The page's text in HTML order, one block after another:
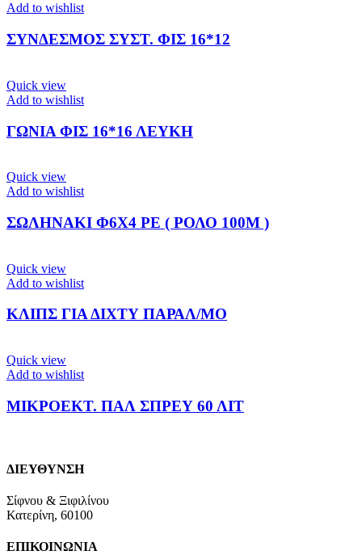
Add to wishlist
ΣΥΝΔΕΣΜΟΣ ΣΥΣΤ. ΦΙΣ 16*12
Quick view
Add to wishlist
ΓΩΝΙΑ ΦΙΣ 16*16 ΛΕΥΚΗ
Quick view
Add to wishlist
ΣΩΛΗΝΑΚΙ Φ6X4 PE ( ΡΟΛΟ 100Μ )
Quick view
Add to wishlist
ΚΛΙΠΣ ΓΙΑ ΔΙΧΤΥ ΠΑΡΑΛ/ΜΟ
Quick view
Add to wishlist
ΜΙΚΡΟΕΚΤ. ΠΑΛ ΣΠΡΕΥ 60 ΛΙΤ
ΔΙΕΥΘΥΝΣΗ
Σίφνου & Ξιφιλίνου
Κατερίνη, 60100
ΕΠΙΚΟΙΝΩΝΙΑ